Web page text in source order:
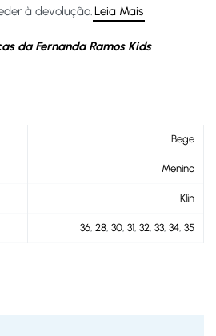
à devolução. Leia Mais
da Fernanda Ramos Kids
Bege
Menino
Klin
36, 28, 30, 31, 32, 33, 34, 35